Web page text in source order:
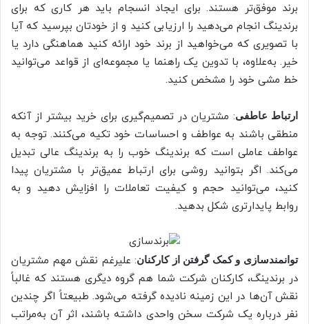
برند موفق‌تر هستند. برای ایجاد انسجام باید هر کاری که برای
برندینگ انجام می‌دهید را ارزیابی کنید و از خودتان بپرسید که آیا
با تصویری که می‌خواهید از برند خود ارائه کنید هماهنگی دارد یا
خیر. به‌علاوه، با تدوین یک راهنما یا مجموعه‌ای از قواعد می‌توانید
خط مشی خود را مشخص کنید.
ارتباط عاطفی: مشتریان در تصمیم‌گیری برای خرید بیشتر از آنکه
منطقی باشند به عواطف و احساسات خود تکیه می‌کنند. توجه به
عواطف عاملی است که برندینگ خوب را به برندینگ عالی تبدیل
می‌کند. اگر بتوانید روشی برای ارتباط عمیق‌تر با مشتریان پیدا
کنید، می‌توانید حجم و کیفیت تعاملات را افزایش دهید و به
روابط پایدارتری شکل بدهید.
توانمندسازی و کمک گرفتن از کارکنان: علیرغم نقش مهم مشتریان
در برندینگ، کارکنان شرکت شما هم گروه دیگری هستند که غالباً
نقش آن‌ها در این زمینه نادیده گرفته می‌شود. طبیعتاً اگر چندین
نفر درباره یک شرکت سخن واحدی داشته باشند، اثر آن به‌مراتب